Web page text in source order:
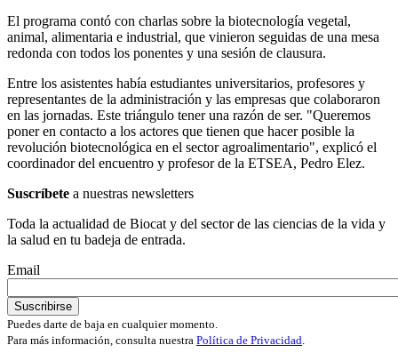
El programa contó con charlas sobre la biotecnología vegetal,
animal, alimentaria e industrial, que vinieron seguidas de una mesa
redonda con todos los ponentes y una sesión de clausura.
Entre los asistentes había estudiantes universitarios, profesores y
representantes de la administración y las empresas que colaboraron
en las jornadas. Este triángulo tener una razón de ser. "Queremos
poner en contacto a los actores que tienen que hacer posible la
revolución biotecnológica en el sector agroalimentario", explicó el
coordinador del encuentro y profesor de la ETSEA, Pedro Elez.
Suscríbete a nuestras newsletters
Toda la actualidad de Biocat y del sector de las ciencias de la vida y
la salud en tu badeja de entrada.
Email
Puedes darte de baja en cualquier momento.
Para más información, consulta nuestra Política de Privacidad.